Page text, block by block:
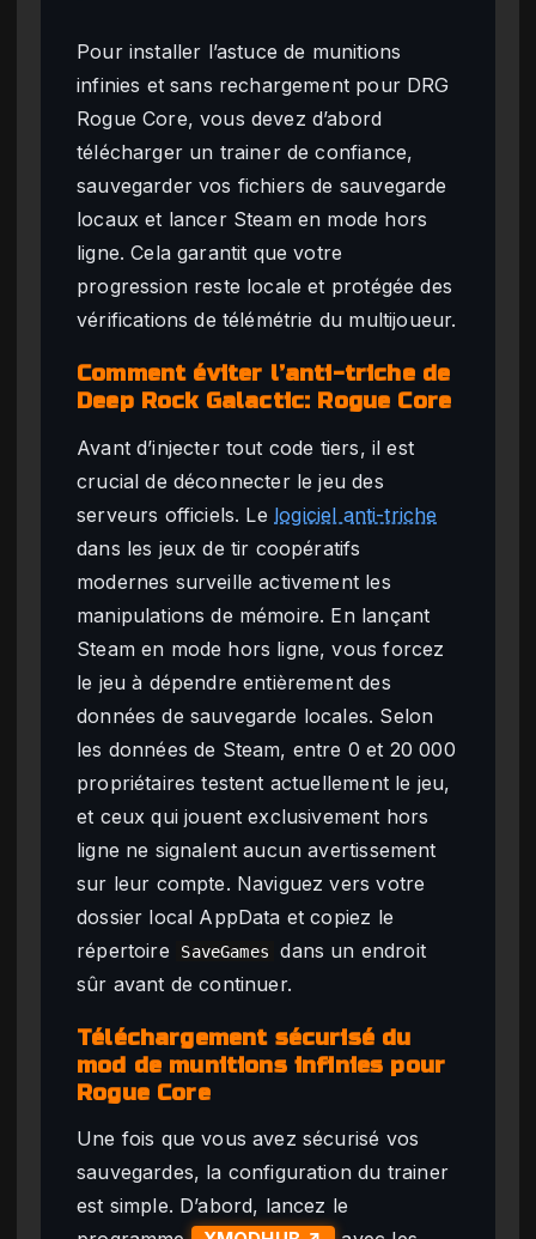
Pour installer l’astuce de munitions
infinies et sans rechargement pour DRG
Rogue Core, vous devez d’abord
télécharger un trainer de confiance,
sauvegarder vos fichiers de sauvegarde
locaux et lancer Steam en mode hors
ligne. Cela garantit que votre
progression reste locale et protégée des
vérifications de télémétrie du multijoueur.
Comment éviter l’anti-triche de
Deep Rock Galactic: Rogue Core
Avant d’injecter tout code tiers, il est
crucial de déconnecter le jeu des
serveurs officiels. Le logiciel anti-triche
dans les jeux de tir coopératifs
modernes surveille activement les
manipulations de mémoire. En lançant
Steam en mode hors ligne, vous forcez
le jeu à dépendre entièrement des
données de sauvegarde locales. Selon
les données de Steam, entre 0 et 20 000
propriétaires testent actuellement le jeu,
et ceux qui jouent exclusivement hors
ligne ne signalent aucun avertissement
sur leur compte. Naviguez vers votre
dossier local AppData et copiez le
répertoire
SaveGames
dans un endroit
sûr avant de continuer.
Téléchargement sécurisé du
mod de munitions infinies pour
Rogue Core
Une fois que vous avez sécurisé vos
sauvegardes, la configuration du trainer
est simple. D’abord, lancez le